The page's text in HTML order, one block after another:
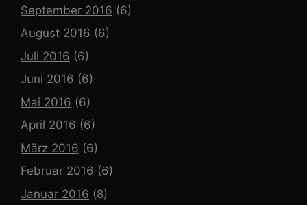
September 2016 (6)
August 2016 (6)
Juli 2016 (6)
Juni 2016 (6)
Mai 2016 (6)
April 2016 (6)
März 2016 (6)
Februar 2016 (6)
Januar 2016 (8)